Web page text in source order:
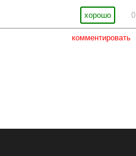
хорошо 0
комментировать